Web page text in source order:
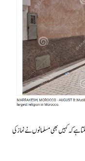
ہے کہ کہیں بھی مسلمانوں نے نماز کی